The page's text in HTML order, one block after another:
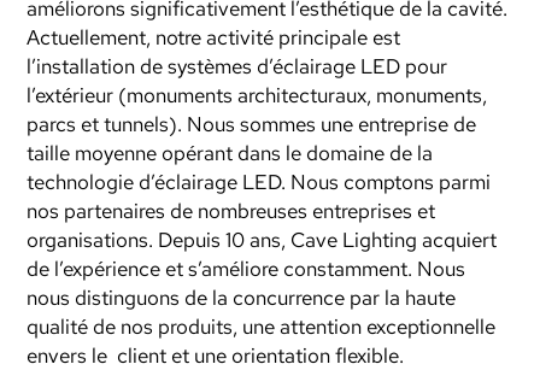
améliorons significativement l’esthétique de la cavité.
Actuellement, notre activité principale est
l’installation de systèmes d’éclairage LED pour
l’extérieur (monuments architecturaux, monuments,
parcs et tunnels). Nous sommes une entreprise de
taille moyenne opérant dans le domaine de la
technologie d’éclairage LED. Nous comptons parmi
nos partenaires de nombreuses entreprises et
organisations. Depuis 10 ans, Cave Lighting acquiert
de l’expérience et s’améliore constamment. Nous
nous distinguons de la concurrence par la haute
qualité de nos produits, une attention exceptionnelle
envers le client et une orientation flexible.